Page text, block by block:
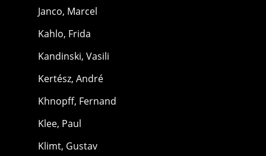
Janco, Marcel
Kahlo, Frida
Kandinski, Vasili
Kertész, André
Khnopff, Fernand
Klee, Paul
Klimt, Gustav